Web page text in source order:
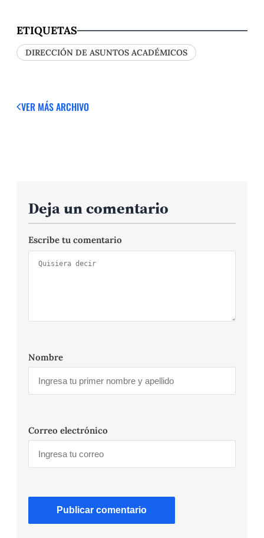
ETIQUETAS
DIRECCIÓN DE ASUNTOS ACADÉMICOS
VER MÁSARCHIVO
Deja un comentario
Escribe tu comentario
Nombre
Correo electrónico